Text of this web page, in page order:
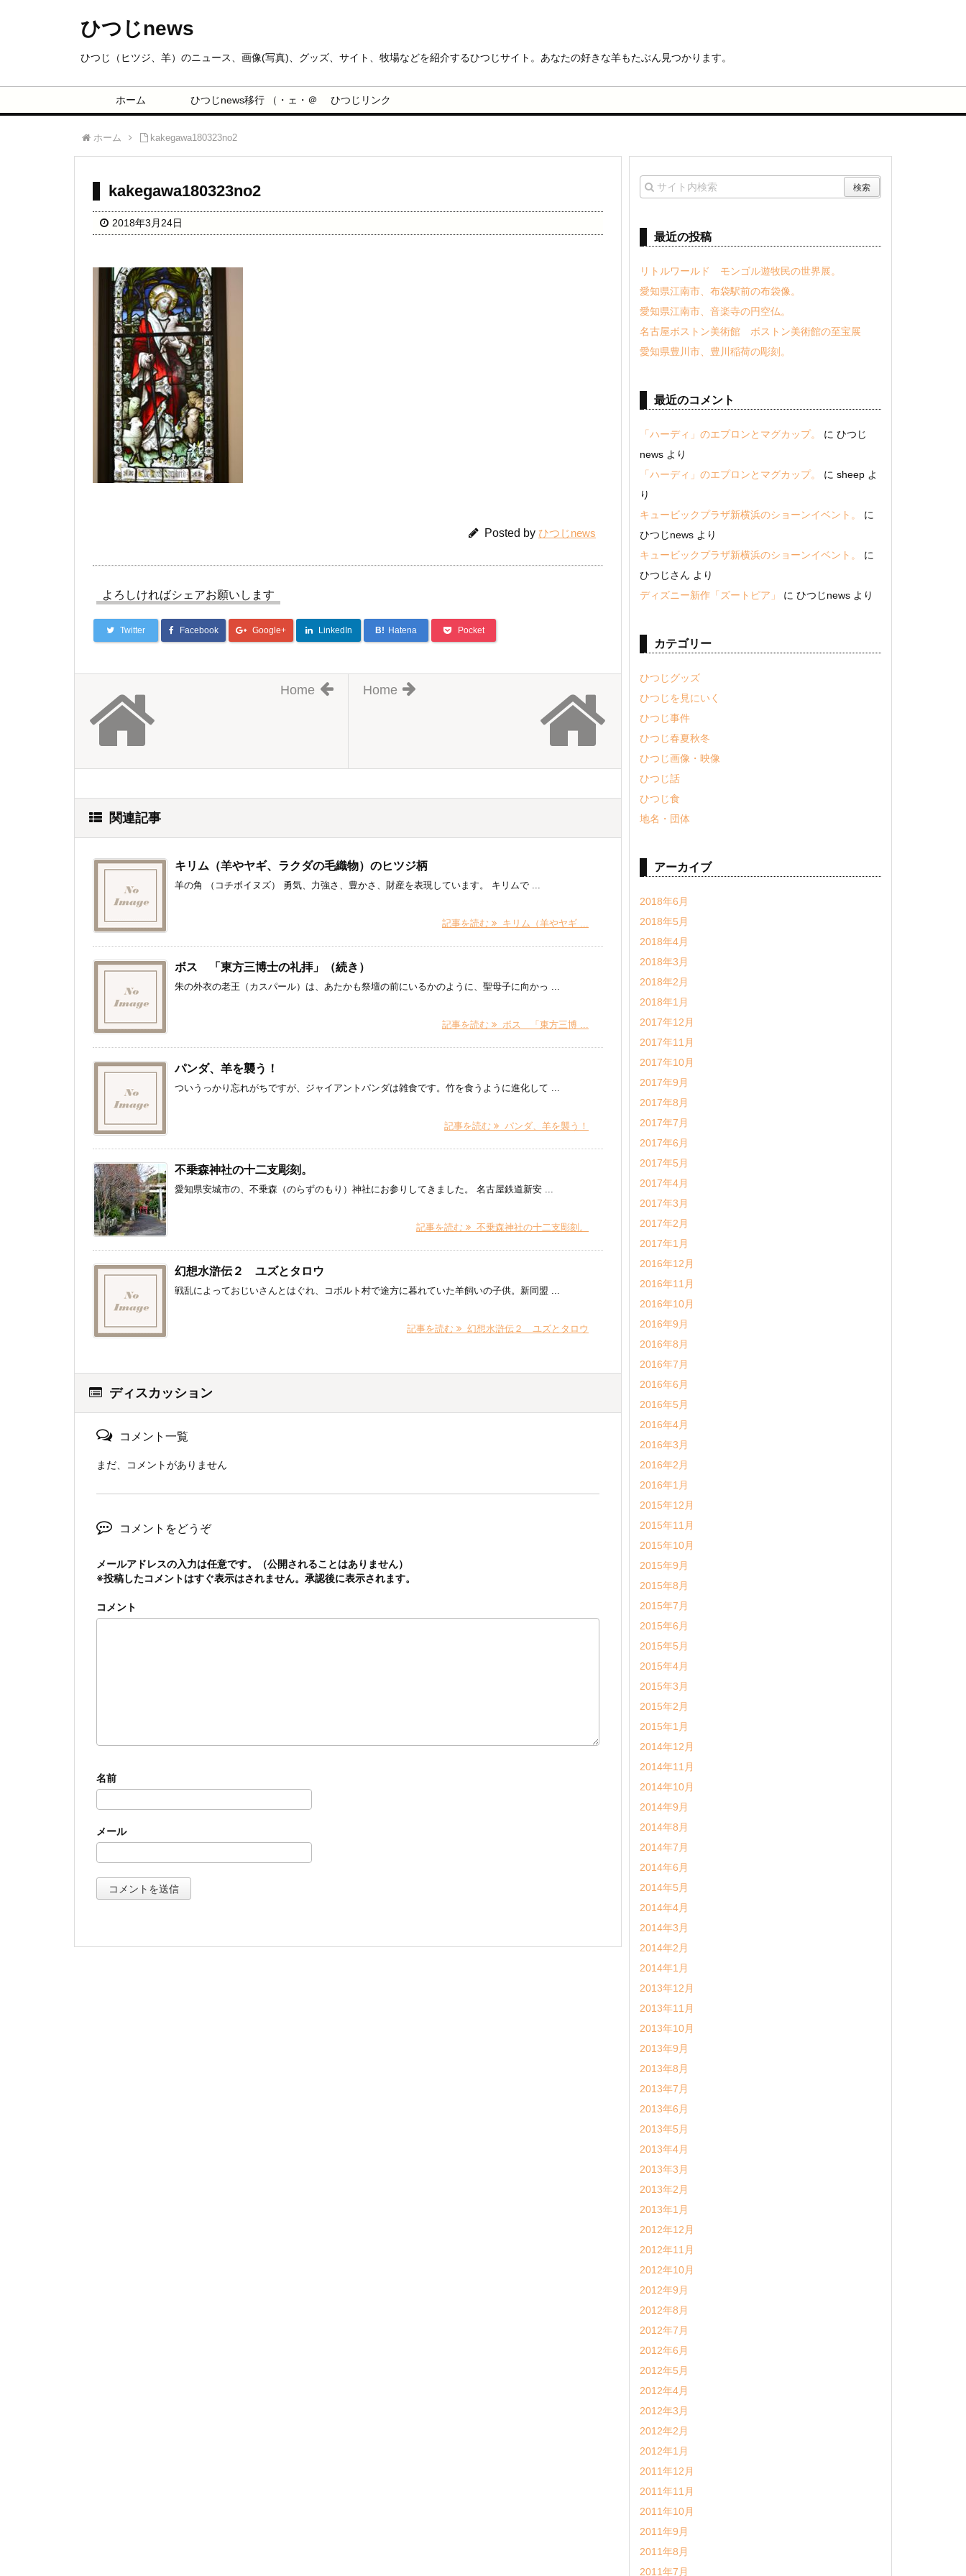
ひつじnews
ひつじ（ヒツジ、羊）のニュース、画像(写真)、グッズ、サイト、牧場などを紹介するひつじサイト。あなたの好きな羊もたぶん見つかります。
ホーム ひつじnews移行 （・ェ・＠ ひつじリンク
ホーム kakegawa180323no2
kakegawa180323no2
2018年3月24日
Posted by ひつじnews
よろしければシェアお願いします
Twitter Facebook Google+ LinkedIn B! Hatena Pocket
Home
Home
関連記事
キリム（羊やヤギ、ラクダの毛織物）のヒツジ柄
羊の角 （コチボイヌズ） 勇気、力強さ、豊かさ、財産を表現しています。 キリムで ...
記事を読む キリム（羊やヤギ ...
ボス 「東方三博士の礼拝」（続き）
朱の外衣の老王（カスパール）は、あたかも祭壇の前にいるかのように、聖母子に向かっ ...
記事を読む ボス 「東方三博 ...
パンダ、羊を襲う！
ついうっかり忘れがちですが、ジャイアントパンダは雑食です。竹を食うように進化して ...
記事を読む パンダ、羊を襲う！
不乗森神社の十二支彫刻。
愛知県安城市の、不乗森（のらずのもり）神社にお参りしてきました。 名古屋鉄道新安 ...
記事を読む 不乗森神社の十二支彫刻。
幻想水滸伝２ ユズとタロウ
戦乱によっておじいさんとはぐれ、コボルト村で途方に暮れていた羊飼いの子供。新同盟 ...
記事を読む 幻想水滸伝２ ユズとタロウ
ディスカッション
コメント一覧
まだ、コメントがありません
コメントをどうぞ
メールアドレスの入力は任意です。（公開されることはありません）
※投稿したコメントはすぐ表示はされません。承認後に表示されます。
コメント
名前
メール
最近の投稿
リトルワールド モンゴル遊牧民の世界展。
愛知県江南市、布袋駅前の布袋像。
愛知県江南市、音楽寺の円空仏。
名古屋ボストン美術館 ボストン美術館の至宝展
愛知県豊川市、豊川稲荷の彫刻。
最近のコメント
「ハーディ」のエプロンとマグカップ。 に ひつじ
news より
「ハーディ」のエプロンとマグカップ。
に sheep よ
り
キュービックプラザ新横浜のショーンイベント。
に
ひつじnews より
キュービックプラザ新横浜のショーンイベント。
に
ひつじさん より
ディズニー新作「ズートピア」
に ひつじnews より
カテゴリー
ひつじグッズ
ひつじを見にいく
ひつじ事件
ひつじ春夏秋冬
ひつじ画像・映像
ひつじ話
ひつじ食
地名・団体
アーカイブ
2018年6月
2018年5月
2018年4月
2018年3月
2018年2月
2018年1月
2017年12月
2017年11月
2017年10月
2017年9月
2017年8月
2017年7月
2017年6月
2017年5月
2017年4月
2017年3月
2017年2月
2017年1月
2016年12月
2016年11月
2016年10月
2016年9月
2016年8月
2016年7月
2016年6月
2016年5月
2016年4月
2016年3月
2016年2月
2016年1月
2015年12月
2015年11月
2015年10月
2015年9月
2015年8月
2015年7月
2015年6月
2015年5月
2015年4月
2015年3月
2015年2月
2015年1月
2014年12月
2014年11月
2014年10月
2014年9月
2014年8月
2014年7月
2014年6月
2014年5月
2014年4月
2014年3月
2014年2月
2014年1月
2013年12月
2013年11月
2013年10月
2013年9月
2013年8月
2013年7月
2013年6月
2013年5月
2013年4月
2013年3月
2013年2月
2013年1月
2012年12月
2012年11月
2012年10月
2012年9月
2012年8月
2012年7月
2012年6月
2012年5月
2012年4月
2012年3月
2012年2月
2012年1月
2011年12月
2011年11月
2011年10月
2011年9月
2011年8月
2011年7月